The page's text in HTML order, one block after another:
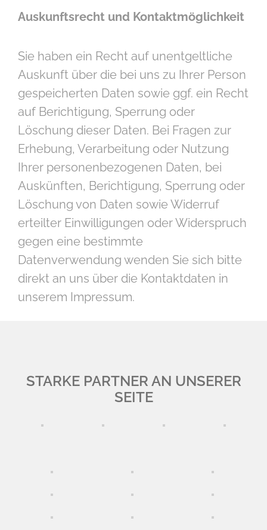
Auskunftsrecht und Kontaktmöglichkeit
Sie haben ein Recht auf unentgeltliche
Auskunft über die bei uns zu Ihrer Person
gespeicherten Daten sowie ggf. ein Recht
auf Berichtigung, Sperrung oder
Löschung dieser Daten. Bei Fragen zur
Erhebung, Verarbeitung oder Nutzung
Ihrer personenbezogenen Daten, bei
Auskünften, Berichtigung, Sperrung oder
Löschung von Daten sowie Widerruf
erteilter Einwilligungen oder Widerspruch
gegen eine bestimmte
Datenverwendung wenden Sie sich bitte
direkt an uns über die Kontaktdaten in
unserem Impressum.
STARKE PARTNER AN UNSERER
SEITE